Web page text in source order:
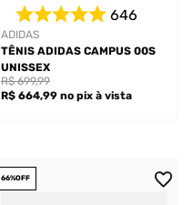
ADIDAS
646
TÊNIS ADIDAS CAMPUS 00S
UNISSEX
R$ 664,99 no pix à vista
R$ 699,99
66%OFF